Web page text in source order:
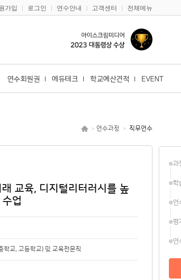
가입 로그인 연수안내 고객센터 전체메뉴
연수회원권 에듀테크 학교예산견적 EVENT
과
학
연
평
연
> 연수과정 > 직무연수
교육, 디지털리터러시를 높
업
학교, 고등학교) 및 교육전문직